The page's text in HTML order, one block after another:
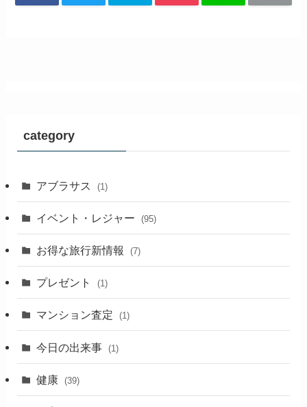
category
アブラサス (1)
イベント・レジャー (95)
お得な旅行新情報 (7)
プレゼント (1)
マンション査定 (1)
今日の出来事 (1)
健康 (39)